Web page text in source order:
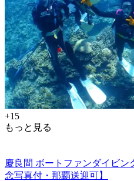
+15
もっと見る
慶良間 ボートファンダイビ
念写真付・那覇送迎可】